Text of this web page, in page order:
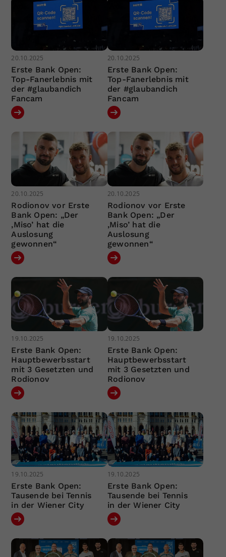
20.10.2025
Erste Bank Open:
Top-Fanerlebnis mit
der #glaubandich
Fancam
20.10.2025
Erste Bank Open:
Top-Fanerlebnis mit
der #glaubandich
Fancam
20.10.2025
Rodionov vor Erste
Bank Open: „Der
‚Miso’ hat die
Auslosung
gewonnen“
20.10.2025
Rodionov vor Erste
Bank Open: „Der
‚Miso’ hat die
Auslosung
gewonnen“
19.10.2025
Erste Bank Open:
Hauptbewerbsstart
mit 3 Gesetzten und
Rodionov
19.10.2025
Erste Bank Open:
Hauptbewerbsstart
mit 3 Gesetzten und
Rodionov
19.10.2025
Erste Bank Open:
Tausende bei Tennis
in der Wiener City
19.10.2025
Erste Bank Open:
Tausende bei Tennis
in der Wiener City